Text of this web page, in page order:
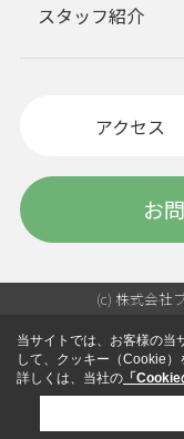
スタッフ紹介
アクセス
お
(c) 株式会社
当サイトでは、お客様の当
して、クッキー（Cookie）
詳しくは、当社の 「